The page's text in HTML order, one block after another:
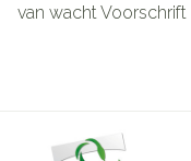
van wachtVoorschrift